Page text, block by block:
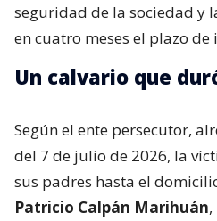
seguridad de la sociedad y
en cuatro meses el plazo de
Un calvario que
Según el ente persecutor,
del 7 de julio de 2026, la
sus padres hasta el
Patricio Calpán Marihuán